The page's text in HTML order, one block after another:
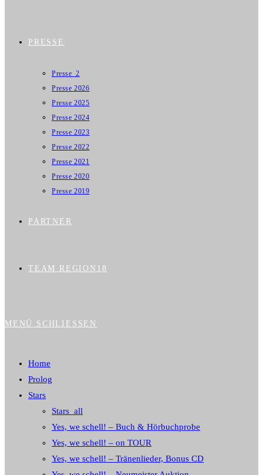
PRESSE
Presse_2
Presse 2026
Presse 2025
Presse 2024
Presse 2023
Presse 2022
Presse 2021
Presse 2020
Presse 2019
PARTNER
TEAM REGION18
MENÜ SCHLIESSEN
Home
Prolog
Stars
Stars_all
Yes, we schell! – Buch & Hörbuchprobe
Yes, we schell! – on TOUR
Yes, we schell! – Tränenlieder, Bonus CD